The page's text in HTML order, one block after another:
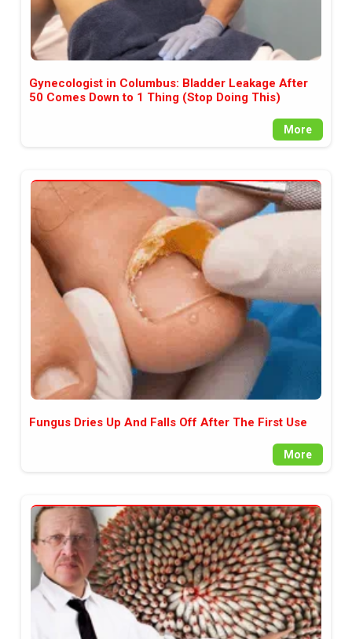
Gynecologist in Columbus: Bladder Leakage After
50 Comes Down to 1 Thing (Stop Doing This)
More
Fungus Dries Up And Falls Off After The First Use
More